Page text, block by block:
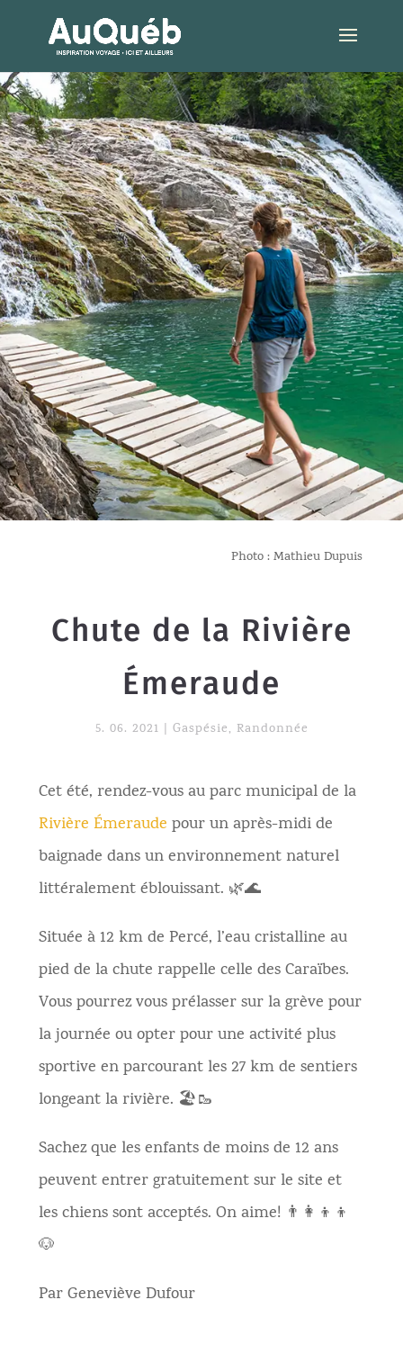
Photo : Mathieu Dupuis
Chute de la Rivière
Émeraude
5. 06. 2021 Gaspésie, Randonnée
Cet été, rendez-vous au parc municipal de la
Rivière Émeraude pour un après-midi de
baignade dans un environnement naturel
littéralement éblouissant. 🌿🌊
Située à 12 km de Percé, l’eau cristalline au
pied de la chute rappelle celle des Caraïbes.
Vous pourrez vous prélasser sur la grève pour
la journée ou opter pour une activité plus
sportive en parcourant les 27 km de sentiers
longeant la rivière. 🏖🥾
Sachez que les enfants de moins de 12 ans
peuvent entrer gratuitement sur le site et
les chiens sont acceptés. On aime! 👨‍👩‍👦‍👦
🐶
Par Geneviève Dufour